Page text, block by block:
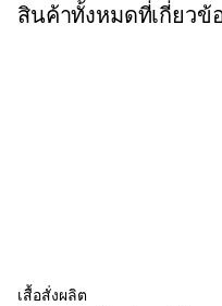
สินค้าทั้งหมดที่เกี่ยวข้
เสื้อสั่งผลิต